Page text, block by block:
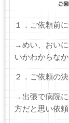
１．ご依頼前
→めい、おい
いかわからなか
２．ご依頼の
→出張で病院
方だと思い依頼